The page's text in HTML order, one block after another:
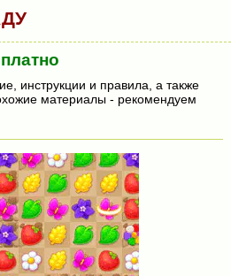
инструкции и правила, а также
материалы - рекомендуем